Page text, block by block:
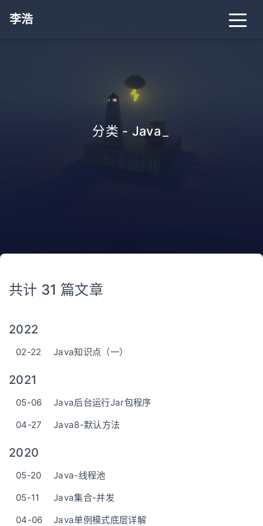
李浩
分类 - Java
共计 31 篇文章
2022
02-22 Java知识点（一）
2021
05-06
Java后台运行Jar包程序
04-27
Java8-默认方法
2020
05-20
Java-线程池
05-11
Java集合-并发
04-06
Java单例模式底层详解